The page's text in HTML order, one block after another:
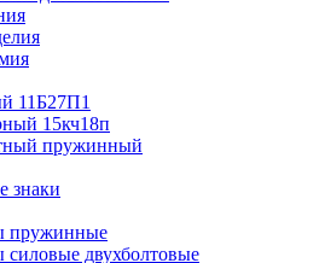
11Б27П1
15кч18п
пружинный
знаки
пружинные
силовые двухболтовые